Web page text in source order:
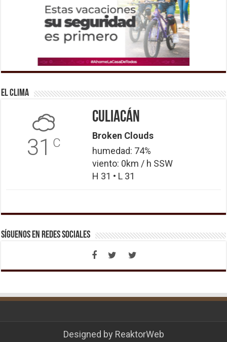
El Clima
31 C
Culiacán
Broken Clouds
humedad: 74%
viento: 0km / h SSW
H 31 • L 31
Síguenos en Redes Sociales
Designed by ReaktorWeb